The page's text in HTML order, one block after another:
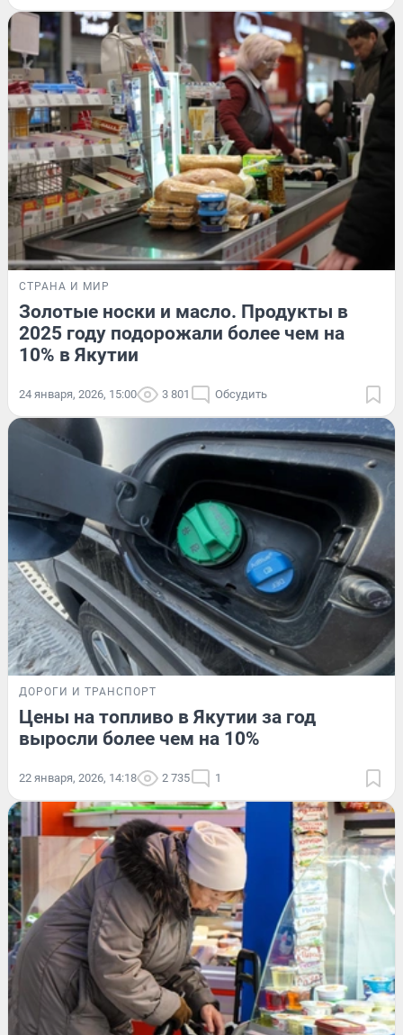
СТРАНА И МИР
Золотые носки и масло. Продукты в
2025 году подорожали более чем на
10% в Якутии
24 января, 2026, 15:00 3 801 Обсудить
ДОРОГИ И ТРАНСПОРТ
Цены на топливо в Якутии за год
выросли более чем на 10%
22 января, 2026, 14:18 2 735 1